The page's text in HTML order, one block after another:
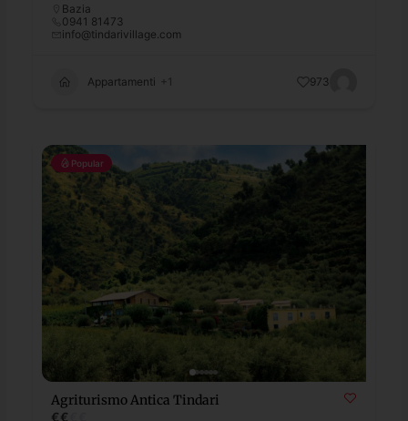
Bazia
0941 81473
info@tindarivillage.com
Appartamenti +1 973
Popular
Agriturismo Antica Tindari
€€